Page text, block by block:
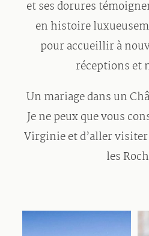
et ses dorures
en histoire
pour accueillir à
réceptions et
Un mariage dans un
Je ne peux que vous
Virginie et d’aller
les